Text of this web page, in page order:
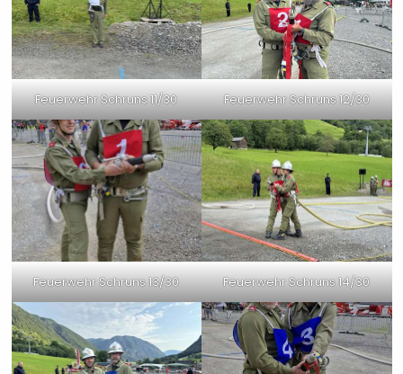
Feuerwehr Schruns 11/30 Feuerwehr Schruns 12/30
Feuerwehr Schruns 13/30 Feuerwehr Schruns 14/30